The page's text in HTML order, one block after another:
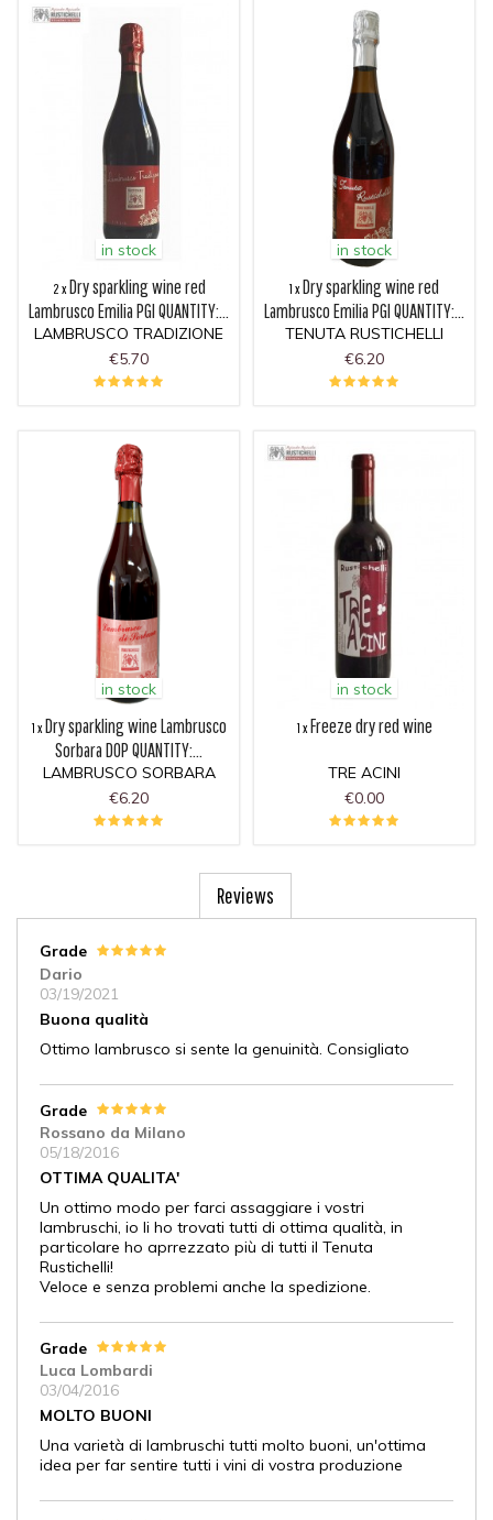
in stock
2 xDry sparkling wine red
Lambrusco Emilia PGI QUANTITY:...
LAMBRUSCO TRADIZIONE
€5.70
in stock
1 xDry sparkling wine red
Lambrusco Emilia PGI QUANTITY:...
TENUTA RUSTICHELLI
€6.20
in stock
1 xDry sparkling wine Lambrusco
Sorbara DOP QUANTITY:...
LAMBRUSCO SORBARA
€6.20
in stock
1 xFreeze dry red wine
TRE ACINI
€0.00
Reviews
Grade
Dario
03/19/2021
Buona qualità
Ottimo lambrusco si sente la genuinità. Consigliato
Grade
Rossano da Milano
05/18/2016
OTTIMA QUALITA'
Un ottimo modo per farci assaggiare i vostri
lambruschi, io li ho trovati tutti di ottima qualità, in
particolare ho aprrezzato più di tutti il Tenuta
Rustichelli!
Veloce e senza problemi anche la spedizione.
Grade
Luca Lombardi
03/04/2016
MOLTO BUONI
Una varietà di lambruschi tutti molto buoni, un'ottima
idea per far sentire tutti i vini di vostra produzione